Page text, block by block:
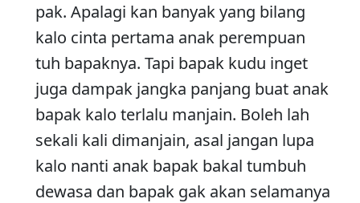
pak. Apalagi kan banyak yang bilang
kalo cinta pertama anak perempuan
tuh bapaknya. Tapi bapak kudu inget
juga dampak jangka panjang buat anak
bapak kalo terlalu manjain. Boleh lah
sekali kali dimanjain, asal jangan lupa
kalo nanti anak bapak bakal tumbuh
dewasa dan bapak gak akan selamanya